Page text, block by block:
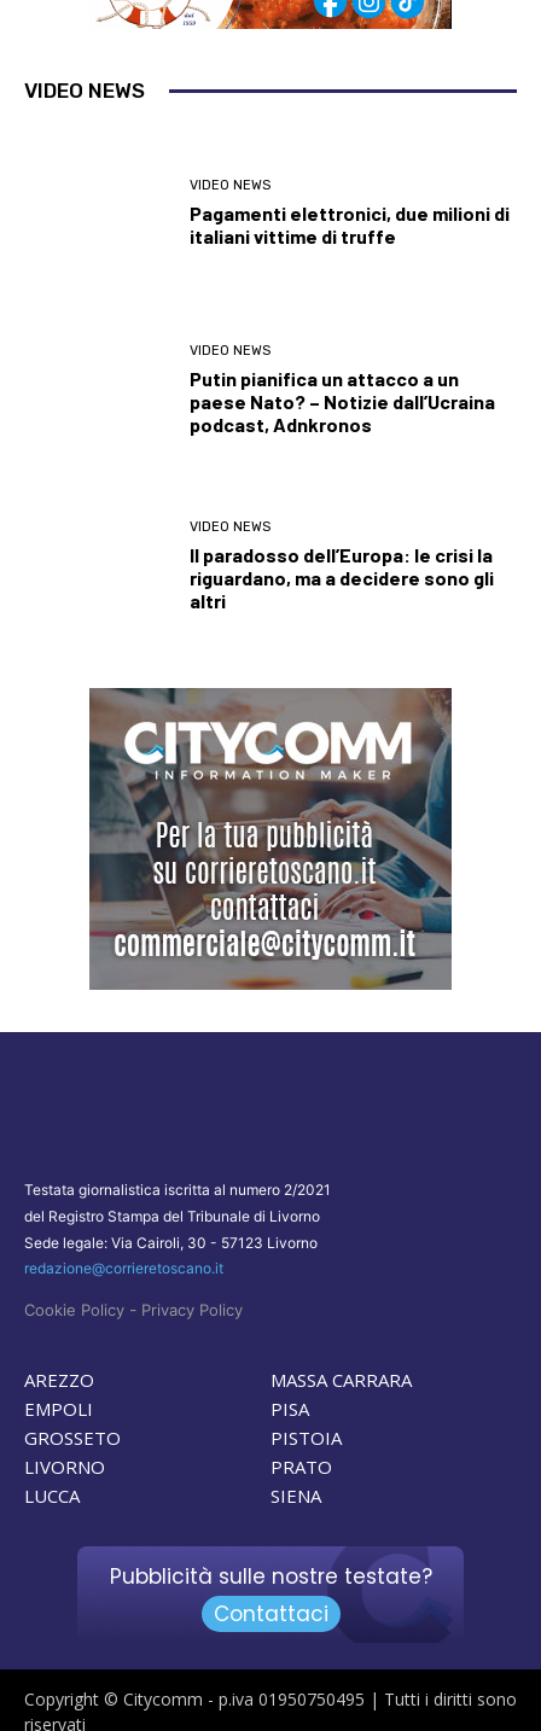
VIDEO NEWS
VIDEO NEWS
Pagamenti elettronici, due milioni di
italiani vittime di truffe
VIDEO NEWS
Putin pianifica un attacco a un
paese Nato? – Notizie dall’Ucraina
podcast, Adnkronos
VIDEO NEWS
Il paradosso dell’Europa: le crisi la
riguardano, ma a decidere sono gli
altri
Testata giornalistica iscritta al numero 2/2021
del Registro Stampa del Tribunale di Livorno
Sede legale: Via Cairoli, 30 - 57123 Livorno
redazione@corrieretoscano.it
Cookie Policy - Privacy Policy
AREZZO
EMPOLI
GROSSETO
LIVORNO
LUCCA
MASSA CARRARA
PISA
PISTOIA
PRATO
SIENA
Pubblicità sulle nostre testate?
Contattaci
Copyright © Citycomm - p.iva 01950750495 | Tutti i diritti sono
riservati